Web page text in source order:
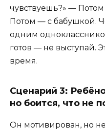
чувствуешь?» —
Потом — с бабушкой.
одним
готов — не выступай.
время.
Сценарий 3:
но боится, что не
Он мотивирован, но